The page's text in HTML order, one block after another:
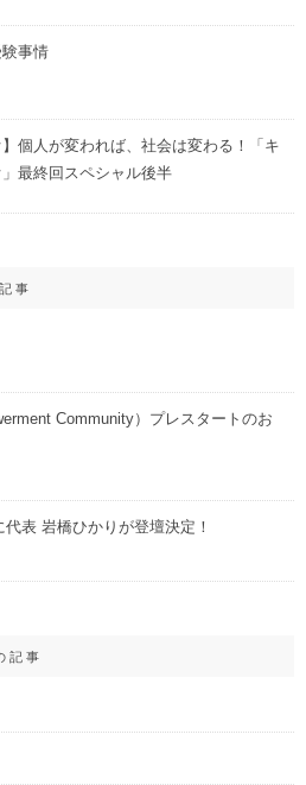
事情
】個人が変われば、社会は変わる！「キ
最終回スペシャル後半
事
Community）プレスタートのお
代表 岩橋ひかりが登壇決定！
記事